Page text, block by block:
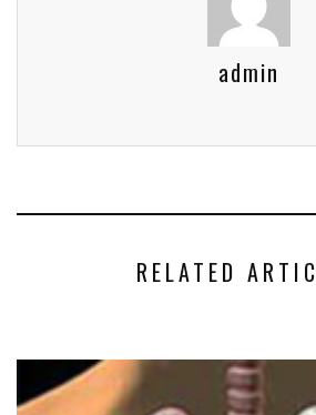
admin
RELATED